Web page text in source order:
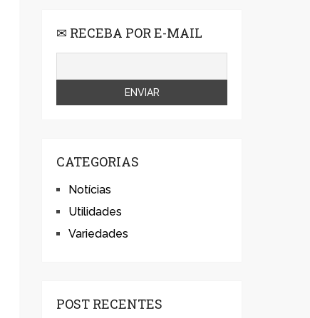
✉ RECEBA POR E-MAIL
CATEGORIAS
Notícias
Utilidades
Variedades
POST RECENTES